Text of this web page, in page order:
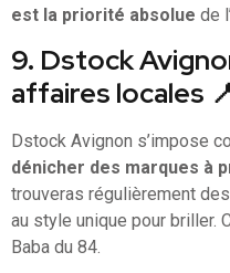
est la priorité absolue de
9. Dstock
affaires locales
Dstock Avignon s’impose
dénicher des marques à
trouveras régulièrement
au style unique pour briller.
Baba du 84.